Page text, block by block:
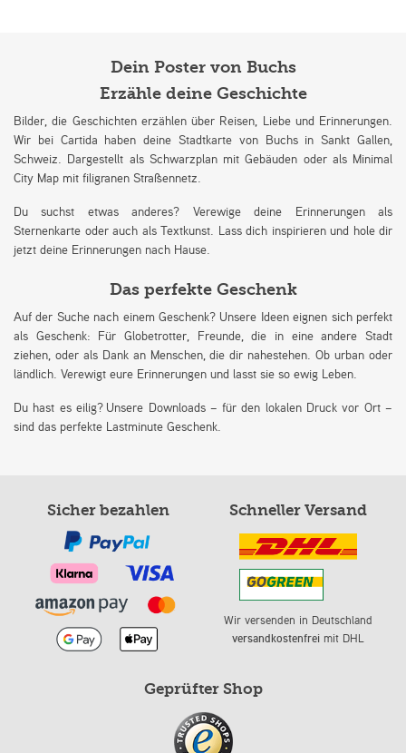
Dein Poster von Buchs
Erzähle deine Geschichte
Bilder, die Geschichten erzählen über Reisen, Liebe und Erinnerungen.
Wir bei Cartida haben deine Stadtkarte von Buchs in Sankt Gallen,
Schweiz. Dargestellt als Schwarzplan mit Gebäuden oder als Minimal
City Map mit filigranen Straßennetz.
Du suchst etwas anderes? Verewige deine Erinnerungen als
Sternenkarte oder auch als Textkunst. Lass dich inspirieren und hole dir
jetzt deine Erinnerungen nach Hause.
Das perfekte Geschenk
Auf der Suche nach einem Geschenk? Unsere Ideen eignen sich perfekt
als Geschenk: Für Globetrotter, Freunde, die in eine andere Stadt
ziehen, oder als Dank an Menschen, die dir nahestehen. Ob urban oder
ländlich. Verewigt eure Erinnerungen und lasst sie so ewig Leben.
Du hast es eilig? Unsere Downloads – für den lokalen Druck vor Ort –
sind das perfekte Lastminute Geschenk.
Sicher bezahlen Schneller Versand
Wir versenden in Deutschland
versandkostenfreimit DHL
Geprüfter Shop